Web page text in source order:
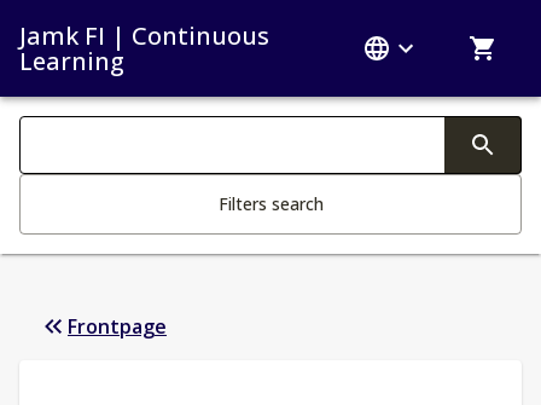
Jamk FI | Continuous
Learning
Search filters
Filters search
Frontpage